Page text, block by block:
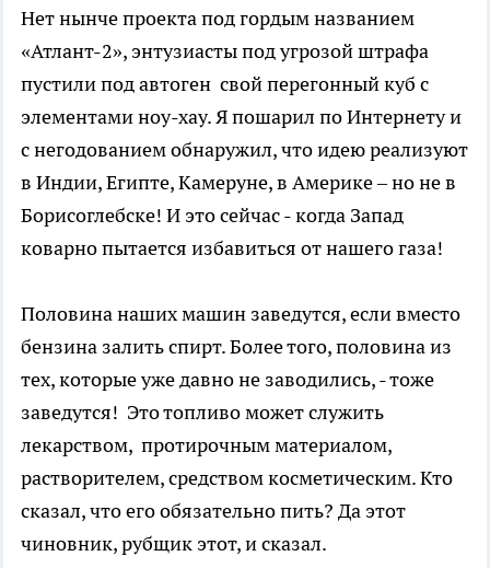
Нет нынче проекта под гордым названием
«Атлант-2», энтузиасты под угрозой штрафа
пустили под автоген свой перегонный куб с
элементами ноу-хау. Я пошарил по Интернету и
с негодованием обнаружил, что идею реализуют
в Индии, Египте, Камеруне, в Америке – но не в
Борисоглебске! И это сейчас - когда Запад
коварно пытается избавиться от нашего газа!
Половина наших машин заведутся, если вместо
бензина залить спирт. Более того, половина из
тех, которые уже давно не заводились, - тоже
заведутся! Это топливо может служить
лекарством, протирочным материалом,
растворителем, средством косметическим. Кто
сказал, что его обязательно пить? Да этот
чиновник, рубщик этот, и сказал.